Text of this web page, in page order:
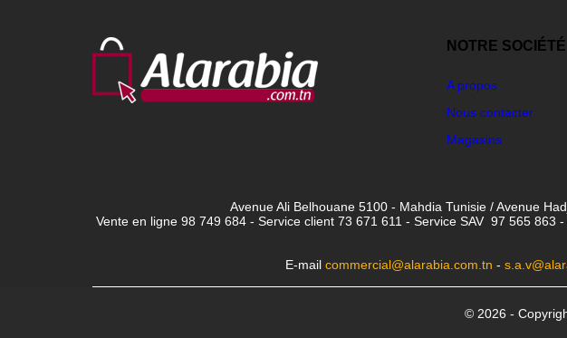
NOTRE SOCIÉTÉ
A propos
Nous contacter
Magasins
Avenue Ali Belhouane 5100 - Mahdia Tunisie / Avenue
Vente en ligne 98 749 684 - Service client 73 671 611 - Service SAV 97 565 863
E-mail commercial@alarabia.com.tn -
© 2026 -